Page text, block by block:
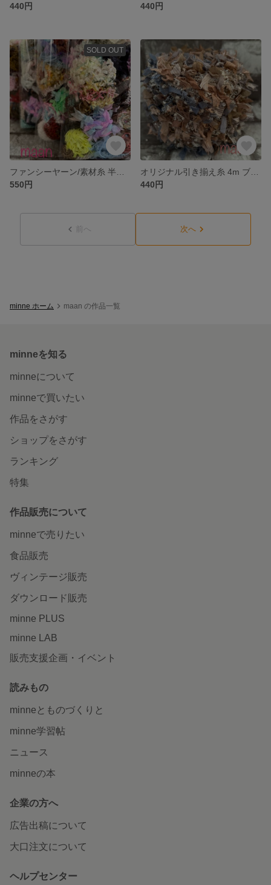
440円
440円
SOLD OUT
550円
440円
前へ 次へ
minne ホーム maan の作品一覧
minneを知る
minneについて
minneで買いたい
作品をさがす
ショップをさがす
ランキング
特集
作品販売について
minneで売りたい
食品販売
ヴィンテージ販売
ダウンロード販売
minne PLUS
minne LAB
販売支援企画・イベント
読みもの
minneとものづくりと
minne学習帖
ニュース
minneの本
企業の方へ
広告出稿について
大口注文について
ヘルプセンター